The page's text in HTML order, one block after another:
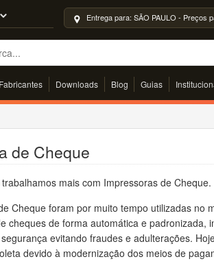
Entrega para: SÃO PAULO - Preços
Fabricantes Downloads Blog Guias
de Cheque
mais com Impressoras de Cheque.
Cheque foram por muito tempo utilizadas no
cheques de forma automática e padronizada,
evitando fraudes e adulterações.
devido à modernização dos meios de